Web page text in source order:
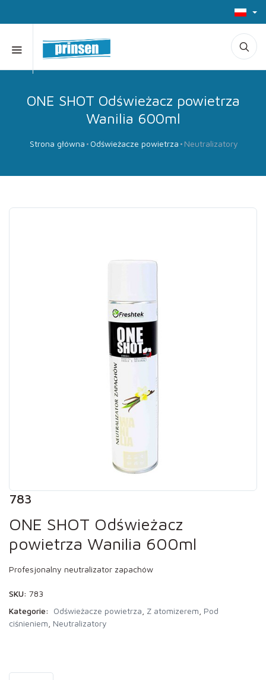
ONE SHOT Odświeżacz powietrza
Wanilia 600ml
Strona główna Odświeżacze powietrza Neutralizatory
783
ONE SHOT Odświeżacz
powietrza Wanilia 600ml
Profesjonalny neutralizator zapachów
SKU: 783
Kategorie: Odświeżacze powietrza Z atomizerem Pod
ciśnieniem Neutralizatory